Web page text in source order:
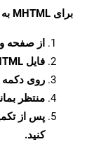
برای MHTML به PDF
از صفحه
فایل MHTML خود را از دستگاه خود آپلود کنید.
روی دکمه
منتظر
کنید.